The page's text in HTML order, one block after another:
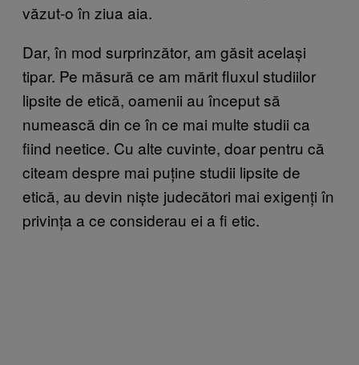
văzut-o în ziua aia.
Dar, în mod surprinzător, am găsit același
tipar. Pe măsură ce am mărit fluxul studiilor
lipsite de etică, oamenii au început să
numească din ce în ce mai multe studii ca
fiind neetice. Cu alte cuvinte, doar pentru că
citeam despre mai puține studii lipsite de
etică, au devin niște judecători mai exigenți în
privința a ce considerau ei a fi etic.